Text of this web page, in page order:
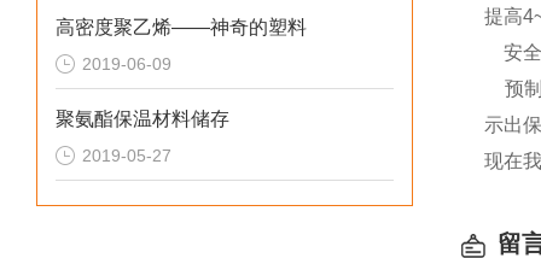
高密度聚乙烯——神奇的塑料
2019-06-09
聚氨酯保温材料储存
2019-05-27
提高
安全
预
示出
现在
留